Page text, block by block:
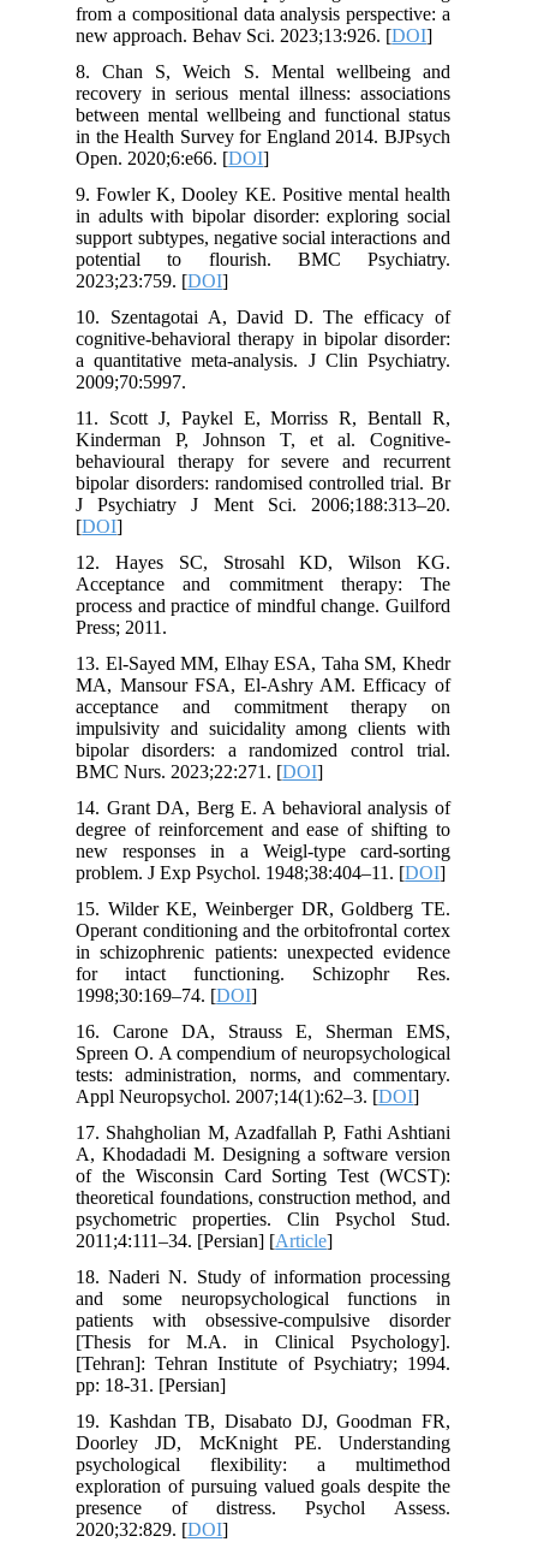
from a compositional data analysis perspective: a
new approach. Behav Sci. 2023;13:926. [DOI
8. Chan S, Weich S. Mental wellbeing and
recovery in serious mental illness: associations
between mental wellbeing and functional status
in the Health Survey for England 2014. BJPsych
Open. 2020;6:e66. [DOI
9. Fowler K, Dooley KE. Positive mental health
in adults with bipolar disorder: exploring social
support subtypes, negative social interactions and
potential to flourish. BMC Psychiatry.
2023;23:759. [DOI
10. Szentagotai A, David D. The efficacy of
cognitive-behavioral therapy in bipolar disorder:
a quantitative meta-analysis. J Clin Psychiatry.
2009;70:5997.
11. Scott J, Paykel E, Morriss R, Bentall R,
Kinderman P, Johnson T, et al. Cognitive-
behavioural therapy for severe and recurrent
bipolar disorders: randomised controlled trial. Br
J Psychiatry J Ment Sci. 2006;188:313–20.
[DOI
12. Hayes SC, Strosahl KD, Wilson KG.
Acceptance and commitment therapy: The
process and practice of mindful change. Guilford
Press; 2011.
13. El-Sayed MM, Elhay ESA, Taha SM, Khedr
MA, Mansour FSA, El-Ashry AM. Efficacy of
acceptance and commitment therapy on
impulsivity and suicidality among clients with
bipolar disorders: a randomized control trial.
BMC Nurs. 2023;22:271. [DOI
14. Grant DA, Berg E. A behavioral analysis of
degree of reinforcement and ease of shifting to
new responses in a Weigl-type card-sorting
problem. J Exp Psychol. 1948;38:404–11. [DOI
15. Wilder KE, Weinberger DR, Goldberg TE.
Operant conditioning and the orbitofrontal cortex
in schizophrenic patients: unexpected evidence
for intact functioning. Schizophr Res.
1998;30:169–74. [DOI
16. Carone DA, Strauss E, Sherman EMS,
Spreen O. A compendium of neuropsychological
tests: administration, norms, and commentary.
Appl Neuropsychol. 2007;14(1):62–3. [DOI
17. Shahgholian M, Azadfallah P, Fathi Ashtiani
A, Khodadadi M. Designing a software version
of the Wisconsin Card Sorting Test (WCST):
theoretical foundations, construction method, and
psychometric properties. Clin Psychol Stud.
2011;4:111–34. [Persian] [Article
18. Naderi N. Study of information processing
and some neuropsychological functions in
patients with obsessive-compulsive disorder
[Thesis for M.A. in Clinical Psychology].
[Tehran]: Tehran Institute of Psychiatry; 1994.
pp: 18-31. [Persian]
19. Kashdan TB, Disabato DJ, Goodman FR,
Doorley JD, McKnight PE. Understanding
psychological flexibility: a multimethod
exploration of pursuing valued goals despite the
presence of distress. Psychol Assess.
2020;32:829. [DOI